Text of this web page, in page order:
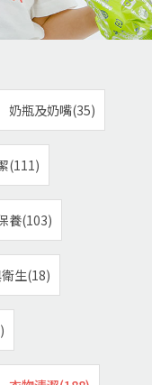
奶瓶及奶嘴(35)
(111)
養(103)
生(18)